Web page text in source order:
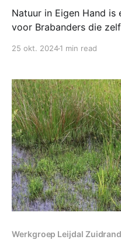
Natuur in Eigen Hand is
voor Brabanders die
Brabants Landschap en
Tijdens de bijeenkomst
25 okt. 20241 min read
Werkgroep Leijdal Zuidrand